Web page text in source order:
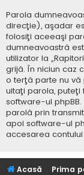
Parola
direcţie), aşadar
folosiţi aceeaşi
dumneavoastră
utilizator la
grijă. În niciun caz
o terţă parte nu
uitaţi parola, puteţi
software-ul
parolă prin
apoi software-ul
accesarea
Acasă Prima